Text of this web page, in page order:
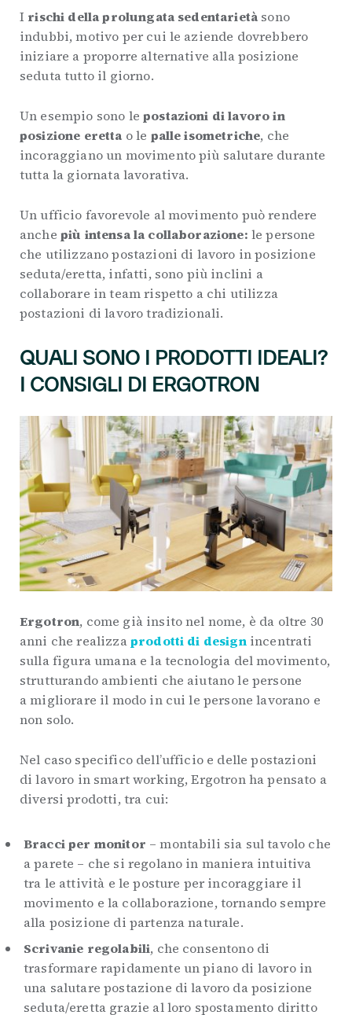
I rischi della prolungata sedentarietà sono
indubbi, motivo per cui le aziende dovrebbero
iniziare a proporre alternative alla posizione
seduta tutto il giorno.
Un esempio sono lepostazioni di lavoro in
posizione eretta o le palle isometriche, che
incoraggiano un movimento più salutare durante
tutta la giornata lavorativa.
Un ufficio favorevole al movimento può rendere
anche più intensa la collaborazione: le persone
che utilizzano postazioni di lavoro in posizione
seduta/eretta, infatti, sono più inclini a
collaborare in team rispetto a chi utilizza
postazioni di lavoro tradizionali.
QUALI SONO I PRODOTTI IDEALI?
I CONSIGLI DI ERGOTRON
Ergotron, come già insito nel nome, è da oltre 30
anni che realizzaprodotti di design incentrati
sulla figura umana e la tecnologia del movimento,
strutturando ambienti che aiutano le persone
a migliorare il modo in cui le persone lavorano e
non solo.
Nel caso specifico dell’ufficio e delle postazioni
di lavoro in smart working, Ergotron ha pensato a
diversi prodotti, tra cui:
Bracci per monitor – montabili sia sul tavolo che
a parete – che si regolano in maniera intuitiva
tra le attività e le posture per incoraggiare il
movimento e la collaborazione, tornando sempre
alla posizione di partenza naturale.
Scrivanie regolabili, che consentono di
trasformare rapidamente un piano di lavoro in
una salutare postazione di lavoro da posizione
seduta/eretta grazie al loro spostamento diritto